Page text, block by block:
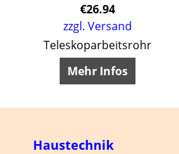
€26.94
zzgl. Versand
Teleskoparbeitsrohr
Mehr Infos
Haustechnik